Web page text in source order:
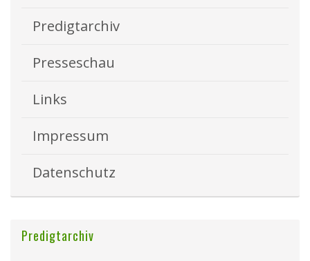
Predigtarchiv
Presseschau
Links
Impressum
Datenschutz
Predigtarchiv